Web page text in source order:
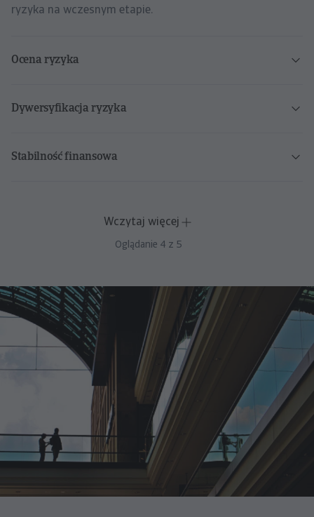
ryzyka na wczesnym etapie.
Ocena ryzyka
Dywersyfikacja ryzyka
Stabilność finansowa
Wczytaj więcej
Oglądanie 4 z 5